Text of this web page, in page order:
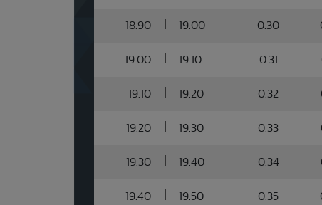
18.90 19.00 0.30
19.00 19.10 0.31
19.10 19.20 0.32
19.20 19.30 0.33
19.30 19.40 0.34
19.40 19.50 0.35